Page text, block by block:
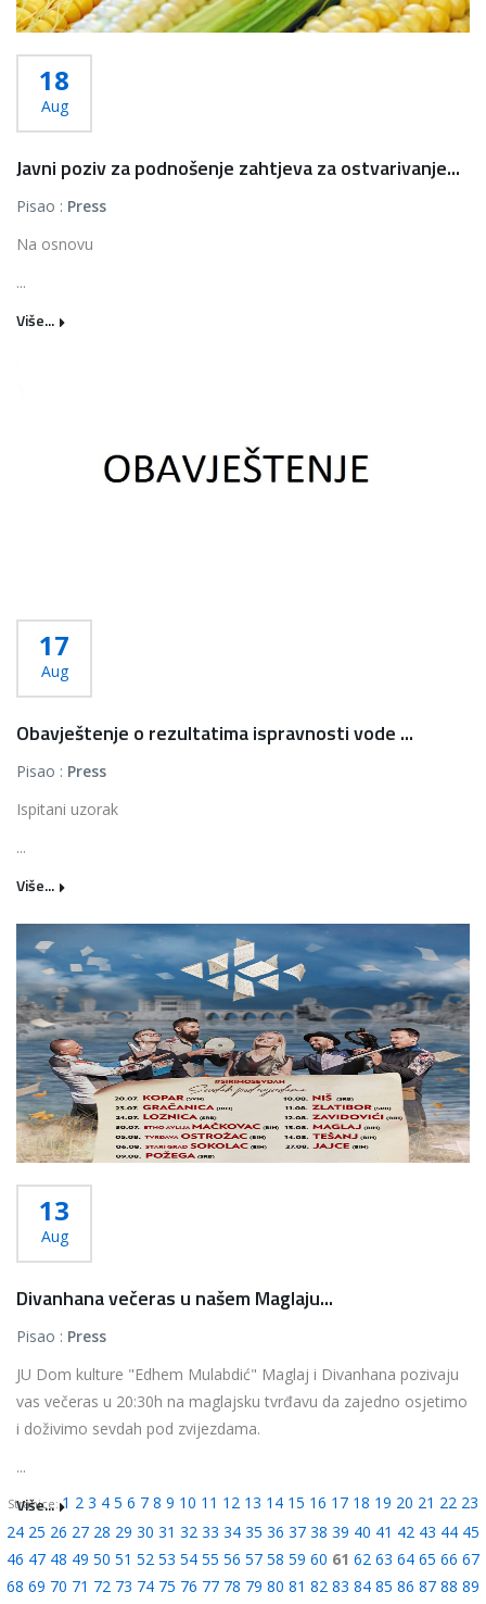
18
Aug
Javni poziv za podnošenje zahtjeva za ostvarivanje...
Pisao : Press
Na osnovu
...
Više...
17
Aug
Obavještenje o rezultatima ispravnosti vode ...
Pisao : Press
Ispitani uzorak
...
Više...
13
Aug
Divanhana večeras u našem Maglaju...
Pisao : Press
JU Dom kulture "Edhem Mulabdić" Maglaj i Divanhana pozivaju
vas večeras u 20:30h na maglajsku tvrđavu da zajedno osjetimo
i doživimo sevdah pod zvijezdama.
...
Više...
Stranice:1 2 3 4 5 6 7 8 9 10 11 12 13 14 15 16 17 18 19 20 21 22 23
24 25 26 27 28 29 30 31 32 33 34 35 36 37 38 39 40 41 42 43 44 45
46 47 48 49 50 51 52 53 54 55 56 57 58 59 60 61 62 63 64 65 66 67
68 69 70 71 72 73 74 75 76 77 78 79 80 81 82 83 84 85 86 87 88 89